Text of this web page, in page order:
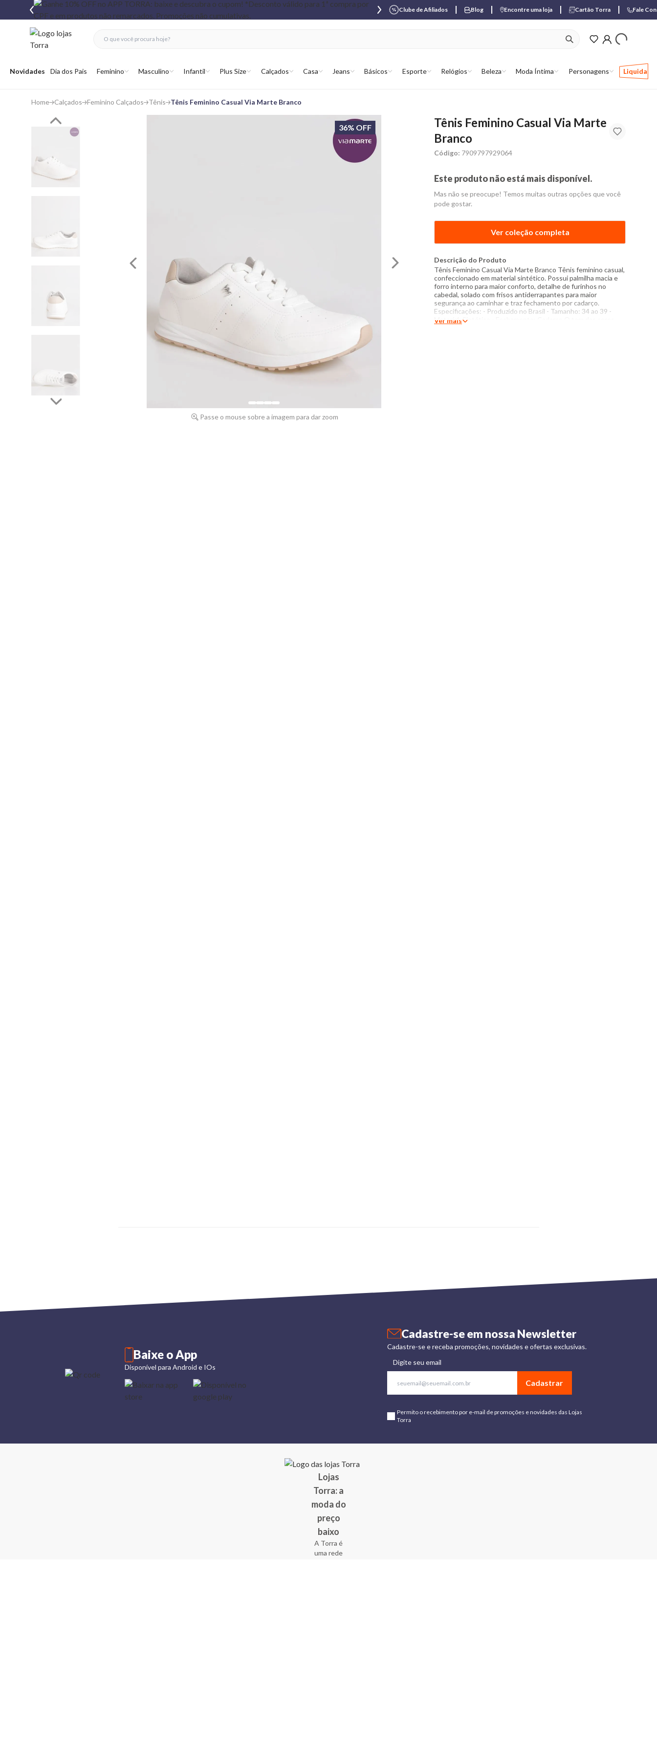
Clube de Afiliados Blog Encontre uma loja Cartão Torra Fale
Abrir menu
Novidades Dia dos Pais Feminino Masculino Infantil Plus Size Calçados Casa Jeans Básicos Esporte Relógios Beleza Moda Íntima Personagens Liquida
ver produtos
fechar menu
fechar menu
favoritos
Home Calçados Feminino Calçados Tênis Tênis Feminino Casual Via Marte Branco
36% OFF
Passe o mouse sobre a imagem para dar zoom
Tênis Feminino Casual Via Marte
Branco
Código: 7909797929064
Este produto não está mais disponível.
Mas não se preocupe! Temos muitas outras opções que você
pode gostar.
Ver coleção completa
Descrição do Produto
Tênis Feminino Casual Via Marte Branco Tênis feminino casual,
confeccionado em material sintético. Possui palmilha macia e
forro interno para maior conforto, detalhe de furinhos no
cabedal, solado com frisos antiderrapantes para maior
segurança ao caminhar e traz fechamento por cadarço.
Especificações: - Produzido no Brasil - Tamanho: 34 ao 39 -
Material: Sintético - Fechamento: Cadarço O tom das cores
Ver mais
Cadastre-se em nossa Newsletter
Cadastre-se e receba promoções, novidades e ofertas exclusivas.
Digite seu email
Cadastrar
Permito o recebimento por e-mail de promoções e novidades das Lojas
Torra
Baixe o App
Disponível para Android e IOs
Lojas
Torra: a
moda do
preço
baixo
A Torra é
uma rede